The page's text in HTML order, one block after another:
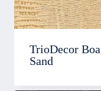
TrioDecor Boa
Sand